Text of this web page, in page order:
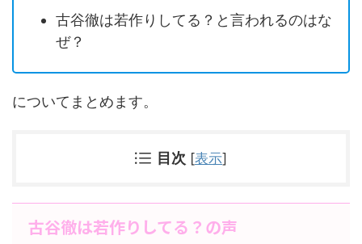
古谷徹は若作りしてる？と言われるのはな
ぜ？
についてまとめます。
目次 [表示]
古谷徹は若作りしてる？の声